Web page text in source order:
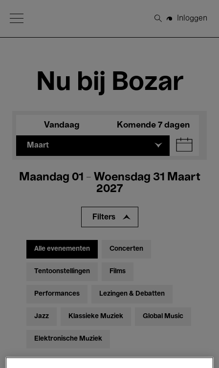
Open Menu
Zoeken
Inloggen
Nu bij Bozar
Vandaag Komende 7 dagen
Maart
Maandag 01 - Woensdag 31 Maart
2027
Filters
Alle evenementen Concerten
Tentoonstellingen Films
Performances Lezingen & Debatten
Jazz Klassieke Muziek Global Music
Elektronische Muziek